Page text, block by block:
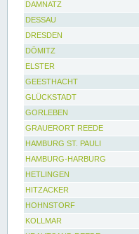
DAMNATZ
DESSAU
DRESDEN
DÖMITZ
ELSTER
GEESTHACHT
GLÜCKSTADT
GORLEBEN
GRAUERORT REEDE
HAMBURG ST. PAULI
HAMBURG-HARBURG
HETLINGEN
HITZACKER
HOHNSTORF
KOLLMAR